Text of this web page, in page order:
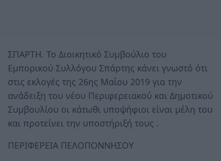
ΣΠΑΡΤΗ. Το Διοικητικό Συμβούλιο του
Εμπορικού Συλλόγου Σπάρτης κάνει γνωστό ότι
στις εκλογές της 26ης Μαΐου 2019 για την
ανάδειξη του νέου Περιφερειακού και Δημοτικού
Συμβουλίου οι κάτωθι υποψήφιοι είναι μέλη του
και προτείνει την υποστήριξή τους .
ΠΕΡΙΦΕΡΕΙΑ ΠΕΛΟΠΟΝΝΗΣΟΥ